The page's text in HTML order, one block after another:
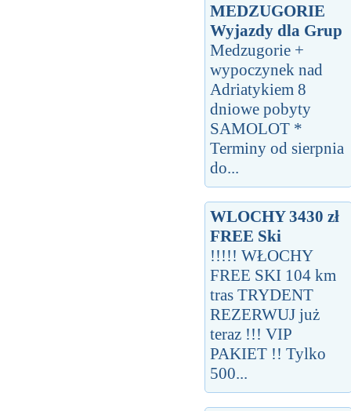
MEDZUGORIE
Wyjazdy dla Grup
Medzugorie +
wypoczynek nad
Adriatykiem 8
dniowe pobyty
SAMOLOT *
Terminy od sierpnia
do...
WLOCHY 3430 zł
FREE Ski
!!!!! WŁOCHY
FREE SKI 104 km
tras TRYDENT
REZERWUJ już
teraz !!! VIP
PAKIET !! Tylko
500...